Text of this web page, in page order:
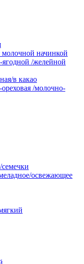
начинкой
ягодной /желейной
в какао
/молочно-
освежающее